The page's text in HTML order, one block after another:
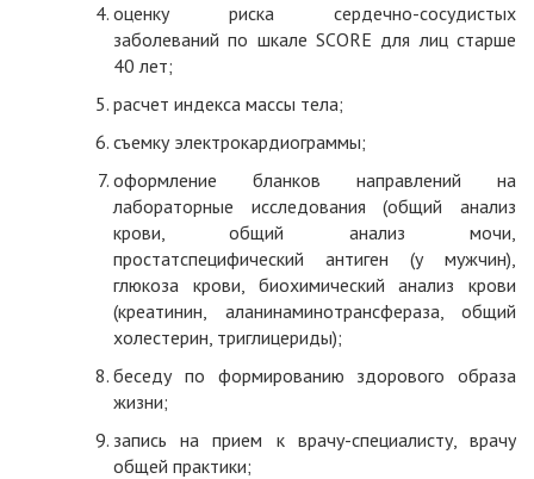
оценку риска сердечно-сосудистых
заболеваний по шкале SCORE для лиц старше
40 лет;
расчет индекса массы тела;
съемку электрокардиограммы;
оформление бланков направлений на
лабораторные исследования (общий анализ
крови, общий анализ мочи,
простатспецифический антиген (у мужчин),
глюкоза крови, биохимический анализ крови
(креатинин, аланинаминотрансфераза, общий
холестерин, триглицериды);
беседу по формированию здорового образа
жизни;
запись на прием к врачу-специалисту, врачу
общей практики;